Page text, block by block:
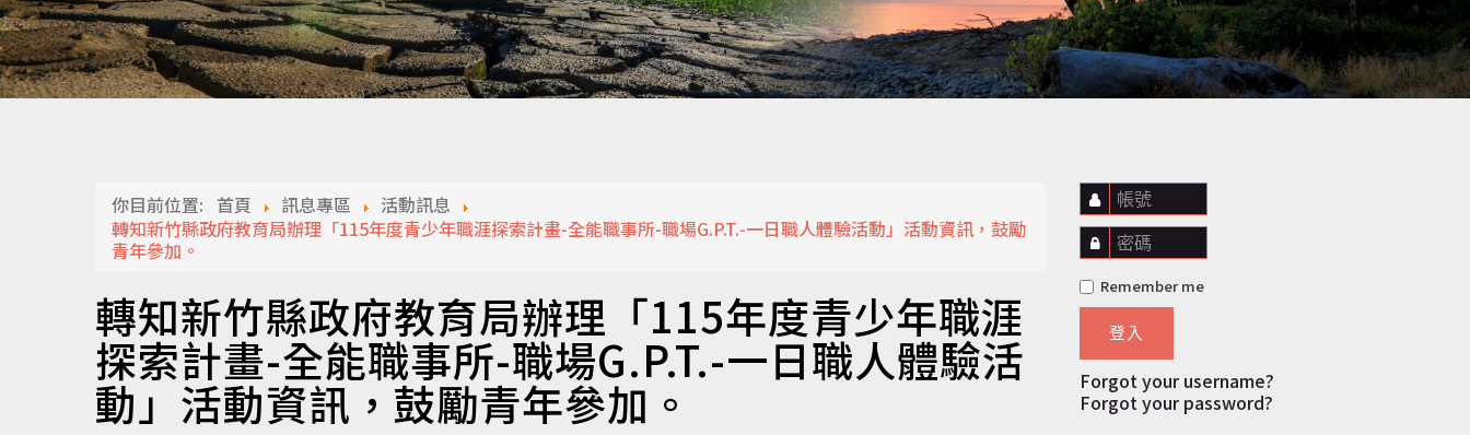
你目前位置: 首頁 訊息專區
活動訊息
轉知新竹縣政府教育局辦理「115年度青少年職涯探索計畫-全能職事所-職場G.P.T.-一日職人體驗活動」活動資訊，鼓勵
青年參加。
轉知新竹縣政府教育局辦理「115年度青少年職涯
探索計畫-全能職事所-職場G.P.T.-一日職人體驗活
動」活動資訊，鼓勵青年參加。
帳號
密碼
Remember me
登入
Forgot your username?
Forgot your password?